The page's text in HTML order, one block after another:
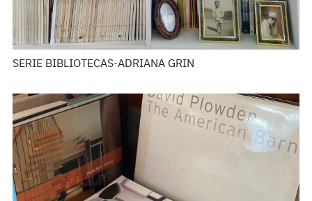
SERIE BIBLIOTECAS-ADRIANA GRIN